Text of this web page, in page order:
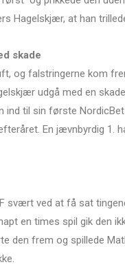
Hagelskjær, at han
skade
og falstringerne kom
udgå med en
ind til sin første
En jævnbyrdig 1.
svært ved at få sat
en times spil gik den
den frem og spillede